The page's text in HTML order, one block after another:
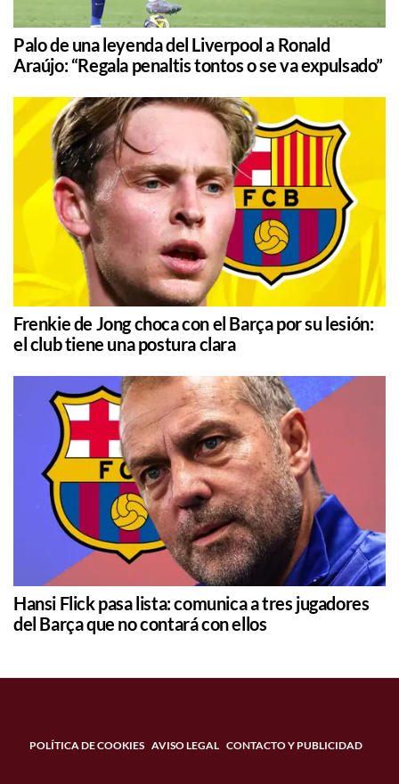
Palo de una leyenda del Liverpool a Ronald
Araújo: “Regala penaltis tontos o se va expulsado”
Frenkie de Jong choca con el Barça por su lesión:
el club tiene una postura clara
Hansi Flick pasa lista: comunica a tres jugadores
del Barça que no contará con ellos
POLÍTICA DE COOKIES AVISO LEGAL CONTACTO Y PUBLICIDAD